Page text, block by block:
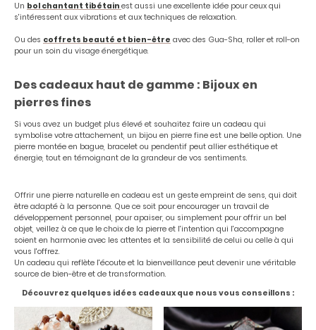
Un bol chantant tibétain est aussi une excellente idée pour ceux qui
s'intéressent aux vibrations et aux techniques de relaxation.
Ou des coffrets beauté et bien-être avec des Gua-Sha, roller et roll-on
pour un soin du visage énergétique.
Des cadeaux haut de gamme : Bijoux en
pierres fines
Si vous avez un budget plus élevé et souhaitez faire un cadeau qui
symbolise votre attachement, un bijou en pierre fine est une belle option. Une
pierre montée en bague, bracelet ou pendentif peut allier esthétique et
énergie, tout en témoignant de la grandeur de vos sentiments.
Offrir une pierre naturelle en cadeau est un geste empreint de sens, qui doit
être adapté à la personne. Que ce soit pour encourager un travail de
développement personnel, pour apaiser, ou simplement pour offrir un bel
objet, veillez à ce que le choix de la pierre et l'intention qui l'accompagne
soient en harmonie avec les attentes et la sensibilité de celui ou celle à qui
vous l'offrez.
Un cadeau qui reflète l'écoute et la bienveillance peut devenir une véritable
source de bien-être et de transformation.
Découvrez quelques idées cadeaux que nous vous conseillons :